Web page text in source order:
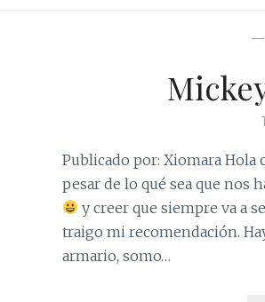
—
Publicado por: Xiomara Hola
pesar de lo qué sea que nos
y creer que siempre va a
traigo mi recomendación.
armario, somo…